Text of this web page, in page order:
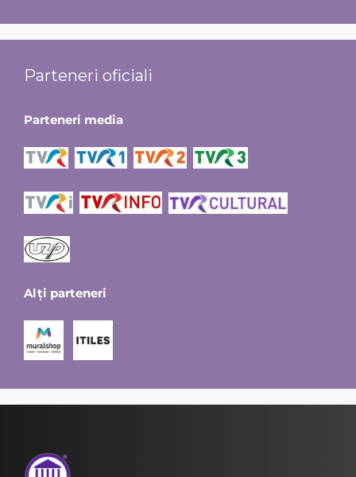
Parteneri oficiali
Parteneri media
Alți parteneri